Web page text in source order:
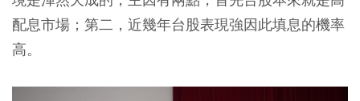
配息市場；第二，近幾年台股表現強因此填息的機率
高。